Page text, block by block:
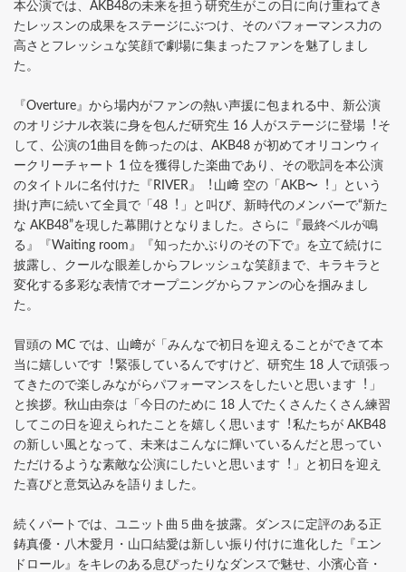
本公演では、AKB48の未来を担う研究⽣がこの⽇に向け重ねてき
たレッスンの成果をステージにぶつけ、そのパフォーマンス⼒の
⾼さとフレッシュな笑顔で劇場に集まったファンを魅了しまし
た。
『Overture』から場内がファンの熱い声援に包まれる中、新公演
のオリジナル⾐装に⾝を包んだ研究⽣ 16 ⼈がステージに登場︕そ
して、公演の1曲⽬を飾ったのは、AKB48 が初めてオリコンウィ
ークリーチャート 1 位を獲得した楽曲であり、その歌詞を本公演
のタイトルに名付けた『RIVER』︕⼭﨑 空の「AKB〜︕」という
掛け声に続いて全員で「48︕」と叫び、新時代のメンバーで“新た
な AKB48”を現した幕開けとなりました。さらに『最終ベルが鳴
る』『Waiting room』『知ったかぶりのその下で』を⽴て続けに
披露し、クールな眼差しからフレッシュな笑顔まで、キラキラと
変化する多彩な表情でオープニングからファンの⼼を掴みまし
た。
冒頭の MC では、⼭﨑が「みんなで初⽇を迎えることができて本
当に嬉しいです︕緊張しているんですけど、研究⽣ 18 ⼈で頑張っ
てきたので楽しみながらパフォーマンスをしたいと思います︕」
と挨拶。秋⼭由奈は「今⽇のために 18 ⼈でたくさんたくさん練習
してこの⽇を迎えられたことを嬉しく思います︕私たちが AKB48
の新しい⾵となって、未来はこんなに輝いているんだと思ってい
ただけるような素敵な公演にしたいと思います︕」と初⽇を迎え
た喜びと意気込みを語りました。
続くパートでは、ユニット曲５曲を披露。ダンスに定評のある正
鋳真優・⼋⽊愛⽉・⼭⼝結愛は新しい振り付けに進化した『エン
ドロール』をキレのある息ぴったりなダンスで魅せ、⼩濱⼼⾳・